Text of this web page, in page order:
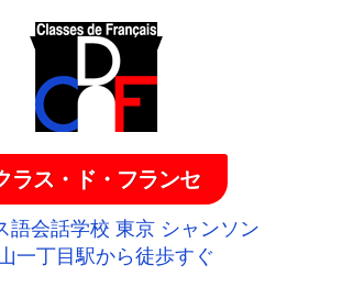
ラス・ド・フランセ
語会話学校 東京 シャンソン
一丁目駅から徒歩すぐ